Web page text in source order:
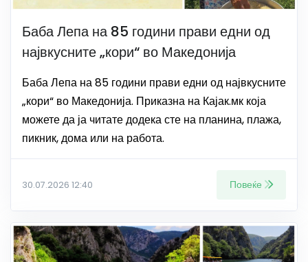
Баба Лепа на 85 години прави едни од
највкусните „кори“ во Македонија
Баба Лепа на 85 години прави едни од највкусните
„кори“ во Македонија. Приказна на Кајак.мк која
можете да ја читате додека сте на планина, плажа,
пикник, дома или на работа.
30.07.2026 12:40 Повеќе